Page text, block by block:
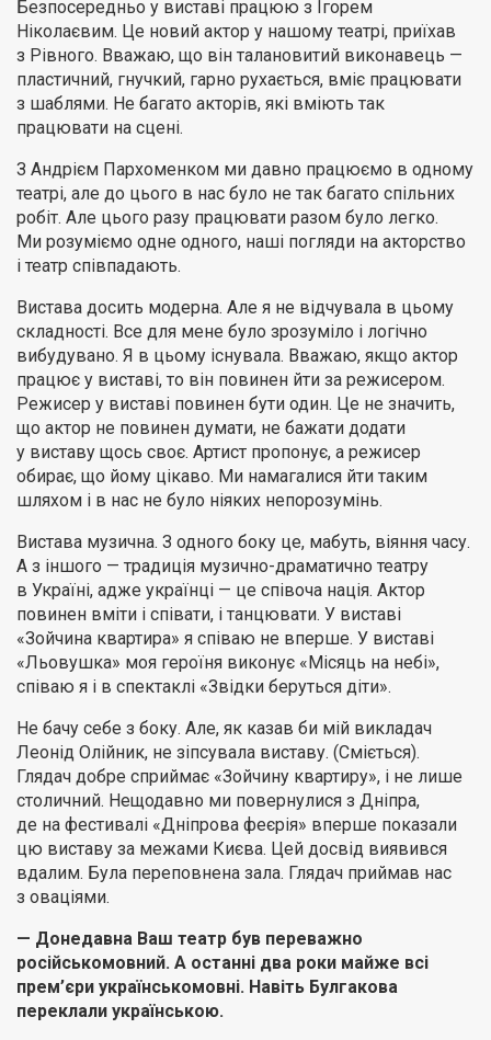
Безпосередньо у виставі працюю з Ігорем
Ніколаєвим. Це новий актор у нашому театрі, приїхав
з Рівного. Вважаю, що він талановитий виконавець —
пластичний, гнучкий, гарно рухається, вміє працювати
з шаблями. Не багато акторів, які вміють так
працювати на сцені.
З Андрієм Пархоменком ми давно працюємо в одному
театрі, але до цього в нас було не так багато спільних
робіт. Але цього разу працювати разом було легко.
Ми розуміємо одне одного, наші погляди на акторство
і театр співпадають.
Вистава досить модерна. Але я не відчувала в цьому
складності. Все для мене було зрозуміло і логічно
вибудувано. Я в цьому існувала. Вважаю, якщо актор
працює у виставі, то він повинен йти за режисером.
Режисер у виставі повинен бути один. Це не значить,
що актор не повинен думати, не бажати додати
у виставу щось своє. Артист пропонує, а режисер
обирає, що йому цікаво. Ми намагалися йти таким
шляхом і в нас не було ніяких непорозумінь.
Вистава музична. З одного боку це, мабуть, віяння часу.
А з іншого — традиція музично-драматично театру
в Україні, адже українці — це співоча нація. Актор
повинен вміти і співати, і танцювати. У виставі
«Зойчина квартира» я співаю не вперше. У виставі
«Льовушка» моя героїня виконує «Місяць на небі»,
співаю я і в спектаклі «Звідки беруться діти».
Не бачу себе з боку. Але, як казав би мій викладач
Леонід Олійник, не зіпсувала виставу. (Сміється).
Глядач добре сприймає «Зойчину квартиру», і не лише
столичний. Нещодавно ми повернулися з Дніпра,
де на фестивалі «Дніпрова феєрія» вперше показали
цю виставу за межами Києва. Цей досвід виявився
вдалим. Була переповнена зала. Глядач приймав нас
з оваціями.
— Донедавна Ваш театр був переважно
російськомовний. А останні два роки майже всі
прем’єри українськомовні. Навіть Булгакова
переклали українською.